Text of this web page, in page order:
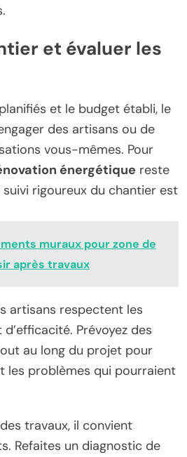
et évaluer les
et le budget établi, le
des artisans ou de
vous-mêmes. Pour
énergétique reste
suivi rigoureux du chantier est
muraux pour zone de
après travaux
artisans respectent les
Prévoyez des
au long du projet pour
les problèmes qui pourraient
travaux, il convient
Refaites un diagnostic de